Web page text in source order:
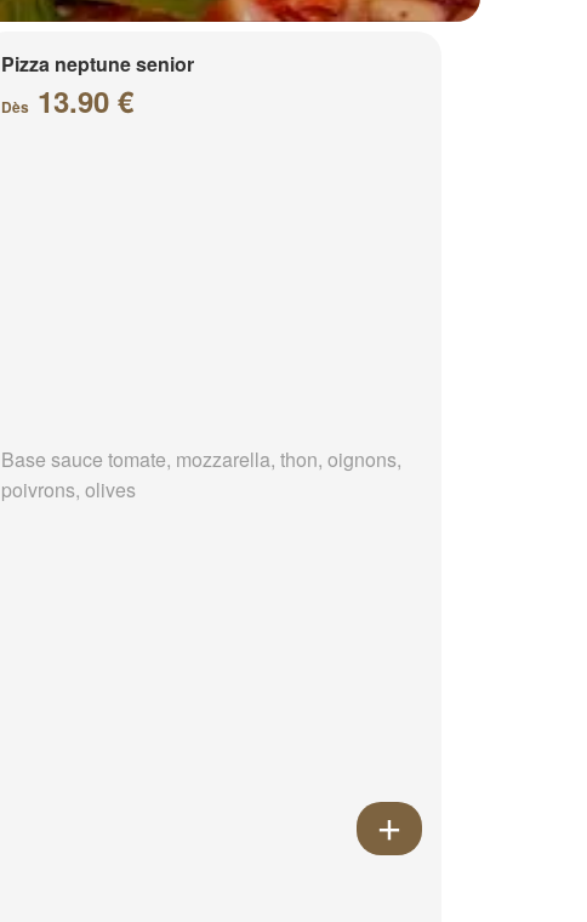
Pizza neptune senior
Dès 13.90 €
Base sauce tomate, mozzarella, thon, oignons,
poivrons, olives